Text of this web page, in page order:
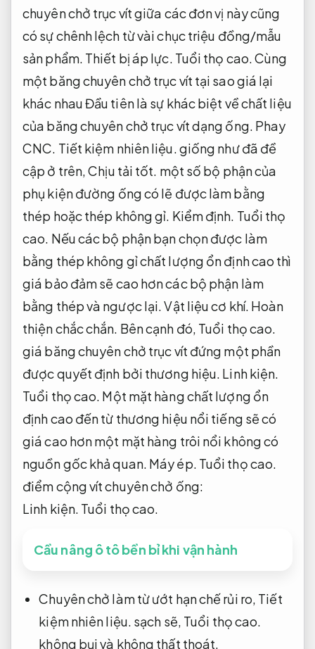
chuyên chở trục vít giữa các đơn vị này cũng
có sự chênh lệch từ vài chục triệu đồng/mẫu
sản phẩm. Thiết bị áp lực. Tuổi thọ cao.Cùng
một băng chuyên chở trục vít tại sao giá lại
khác nhau Đầu tiên là sự khác biệt về chất liệu
của băng chuyên chở trục vít dạng ống. Phay
CNC. Tiết kiệm nhiên liệu.giống như đã đề
cập ở trên,Chịu tải tốt. một số bộ phận của
phụ kiện đường ống có lẽ được làm bằng
thép hoặc thép không gỉ. Kiểm định. Tuổi thọ
cao. Nếu các bộ phận bạn chọn được làm
bằng thép không gỉ chất lượng ổn định cao thì
giá bảo đảm sẽ cao hơn các bộ phận làm
bằng thép và ngược lại.Vật liệu cơ khí. Hoàn
thiện chắc chắn. Bên cạnh đó, Tuổi thọ cao.
giá băng chuyên chở trục vít đứng một phần
được quyết định bởi thương hiệu. Linh kiện.
Tuổi thọ cao. Một mặt hàng chất lượng ổn
định cao đến từ thương hiệu nổi tiếng sẽ có
giá cao hơn một mặt hàng trôi nổi không có
nguồn gốc khả quan. Máy ép. Tuổi thọ cao.
điểm cộng vít chuyên chở ống:
Linh kiện. Tuổi thọ cao.
Cầu nâng ô tô bền bỉ khi vận hành
Chuyên chở làm từ ướt hạn chế rủi ro, Tiết
kiệm nhiên liệu. sạch sẽ, Tuổi thọ cao.
không bụi và không thất thoát.